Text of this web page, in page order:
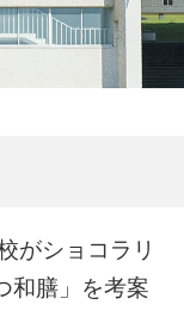
がショコラリ
和膳」を考案